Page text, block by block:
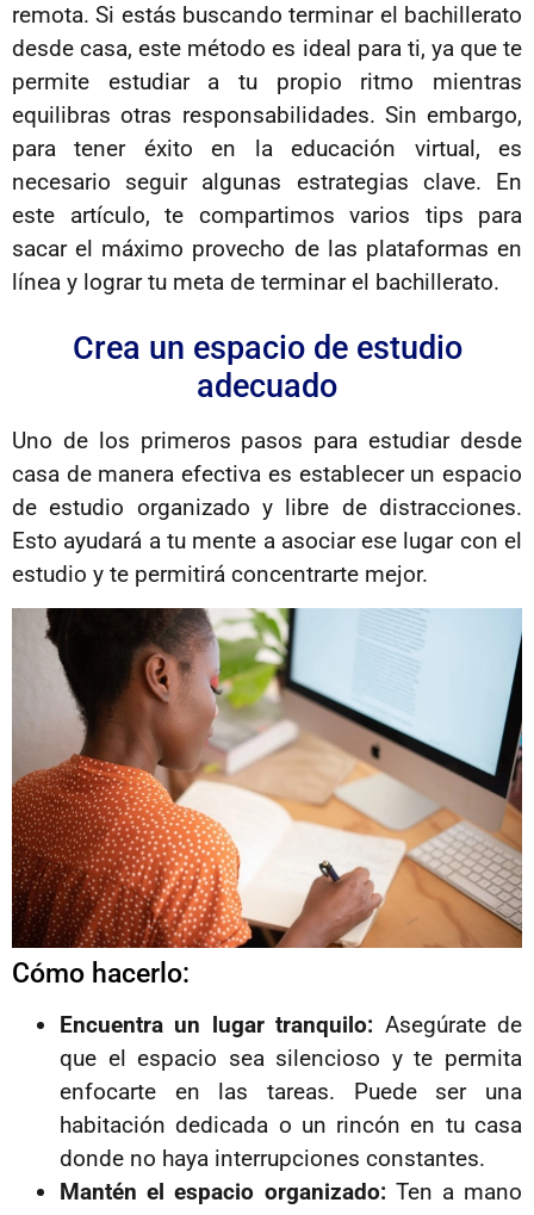
remota. Si estás buscando terminar el bachillerato
desde casa, este método es ideal para ti, ya que te
permite estudiar a tu propio ritmo mientras
equilibras otras responsabilidades. Sin embargo,
para tener éxito en la educación virtual, es
necesario seguir algunas estrategias clave. En
este artículo, te compartimos varios tips para
sacar el máximo provecho de las plataformas en
línea y lograr tu meta de terminar el bachillerato.
Crea un espacio de estudio
adecuado
Uno de los primeros pasos para estudiar desde
casa de manera efectiva es establecer un espacio
de estudio organizado y libre de distracciones.
Esto ayudará a tu mente a asociar ese lugar con el
estudio y te permitirá concentrarte mejor.
Cómo hacerlo:
Encuentra un lugar tranquilo: Asegúrate de
que el espacio sea silencioso y te permita
enfocarte en las tareas. Puede ser una
habitación dedicada o un rincón en tu casa
donde no haya interrupciones constantes.
Mantén el espacio organizado:Ten a mano